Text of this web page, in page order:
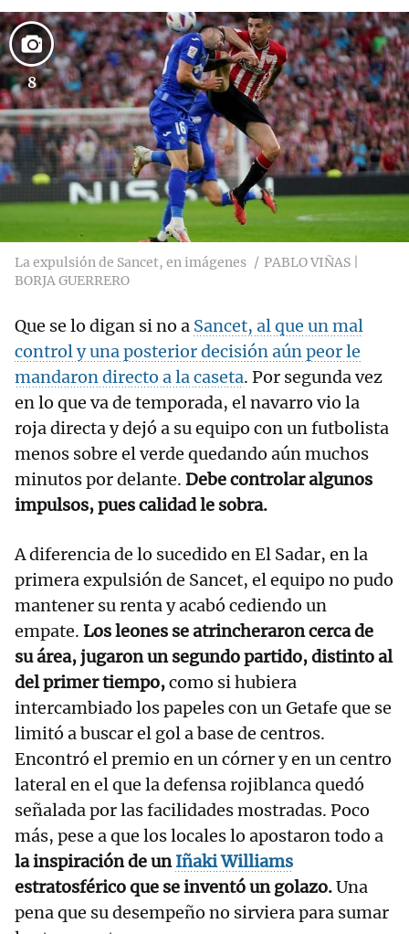
8
La expulsión de Sancet, en imágenes
PABLO VIÑAS |
BORJA GUERRERO
Que se lo digan si no a Sancet, al que un mal
control y una posterior decisión aún peor le
mandaron directo a la caseta. Por segunda vez
en lo que va de temporada, el navarro vio la
roja directa y dejó a su equipo con un futbolista
menos sobre el verde quedando aún muchos
minutos por delante. Debe controlar algunos
impulsos, pues calidad le sobra.
A diferencia de lo sucedido en El Sadar, en la
primera expulsión de Sancet, el equipo no pudo
mantener su renta y acabó cediendo un
empate. Los leones se atrincheraron cerca de
su área, jugaron un segundo partido, distinto al
del primer tiempo,como si hubiera
intercambiado los papeles con un Getafe que se
limitó a buscar el gol a base de centros.
Encontró el premio en un córner y en un centro
lateral en el que la defensa rojiblanca quedó
señalada por las facilidades mostradas. Poco
más, pese a que los locales lo apostaron todo a
la inspiración de unIñaki Williams
estratosférico que se inventó un golazo.Una
pena que su desempeño no sirviera para sumar